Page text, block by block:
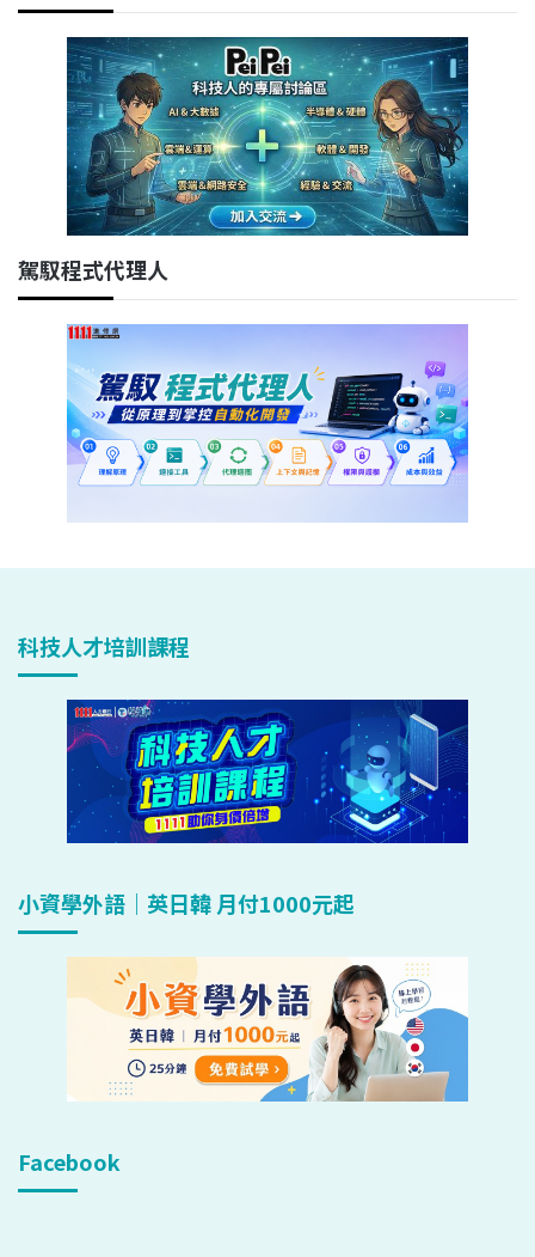
駕馭程式代理人
科技人才培訓課程
小資學外語｜英日韓 月付1000元起
Facebook